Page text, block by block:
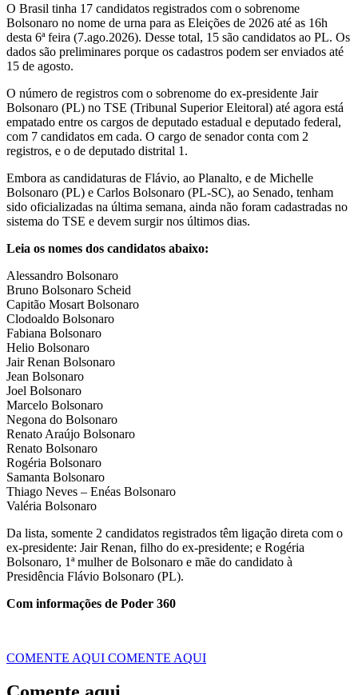
O Brasil tinha 17 candidatos registrados com o sobrenome
Bolsonaro no nome de urna para as Eleições de 2026 até as 16h
desta 6ª feira (7.ago.2026). Desse total, 15 são candidatos ao PL. Os
dados são preliminares porque os cadastros podem ser enviados até
15 de agosto.
O número de registros com o sobrenome do ex-presidente Jair
Bolsonaro (PL) no TSE (Tribunal Superior Eleitoral) até agora está
empatado entre os cargos de deputado estadual e deputado federal,
com 7 candidatos em cada. O cargo de senador conta com 2
registros, e o de deputado distrital 1.
Embora as candidaturas de Flávio, ao Planalto, e de Michelle
Bolsonaro (PL) e Carlos Bolsonaro (PL-SC), ao Senado, tenham
sido oficializadas na última semana, ainda não foram cadastradas no
sistema do TSE e devem surgir nos últimos dias.
Leia os nomes dos candidatos abaixo:
Alessandro Bolsonaro
Bruno Bolsonaro Scheid
Capitão Mosart Bolsonaro
Clodoaldo Bolsonaro
Fabiana Bolsonaro
Helio Bolsonaro
Jair Renan Bolsonaro
Jean Bolsonaro
Joel Bolsonaro
Marcelo Bolsonaro
Negona do Bolsonaro
Renato Araújo Bolsonaro
Renato Bolsonaro
Rogéria Bolsonaro
Samanta Bolsonaro
Thiago Neves – Enéas Bolsonaro
Valéria Bolsonaro
Da lista, somente 2 candidatos registrados têm ligação direta com o
ex-presidente: Jair Renan, filho do ex-presidente; e Rogéria
Bolsonaro, 1ª mulher de Bolsonaro e mãe do candidato à
Presidência Flávio Bolsonaro (PL).
Com informações de Poder 360
COMENTE AQUI COMENTE AQUI